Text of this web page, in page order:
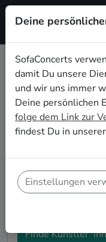
Alternative
Bucht
Musiker*innen für
Feierlichkeiten zu
Auf SofaConcerts
Sänger*innen und
Finde
Deine
SofaConcerts
damit Du unsere
und wir uns immer
Deine persönlichen
folge dem Link zur
findest Du in unserer
Einstellungen